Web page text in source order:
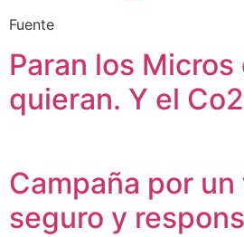
Fuente
Paran los
quieran. Y el
Campaña por
seguro y